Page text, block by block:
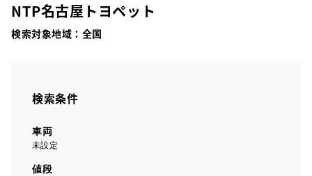
NTP名古屋トヨペット
検索対象地域： 全国
検索条件
車両
未設定
値段